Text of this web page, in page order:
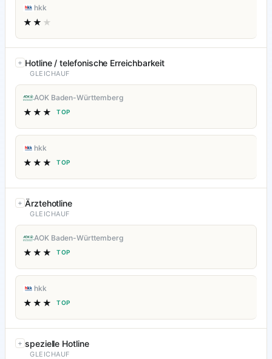
hkk
★★ ★
Hotline / telefonische Erreichbarkeit
GLEICHAUF
AOK Baden-Württemberg
★★★ TOP
hkk
★★★ TOP
Ärztehotline
GLEICHAUF
AOK Baden-Württemberg
★★★ TOP
hkk
★★★ TOP
spezielle Hotline
GLEICHAUF